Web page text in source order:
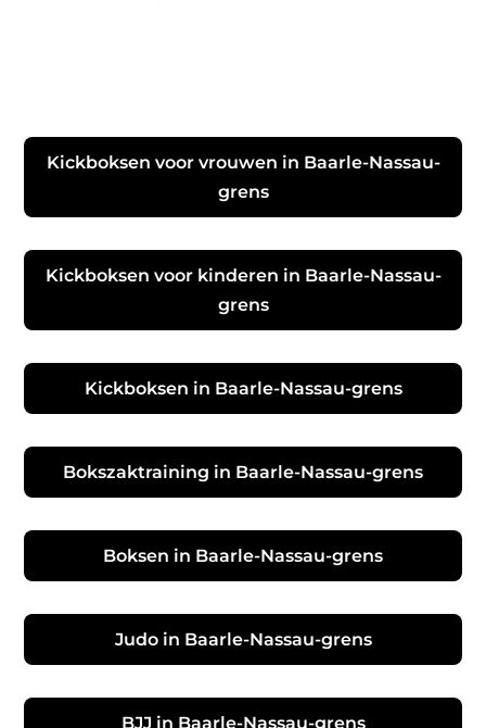
Kickboksen voor vrouwen in Baarle-Nassau-
grens
Kickboksen voor kinderen in Baarle-Nassau-
grens
Kickboksen in Baarle-Nassau-grens
Bokszaktraining in Baarle-Nassau-grens
Boksen in Baarle-Nassau-grens
Judo in Baarle-Nassau-grens
BJJ in Baarle-Nassau-grens